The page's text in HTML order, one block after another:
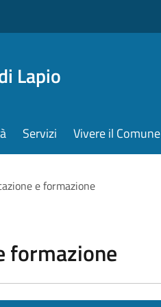
Lapio
Servizi Vivere il Comune
e formazione
formazione